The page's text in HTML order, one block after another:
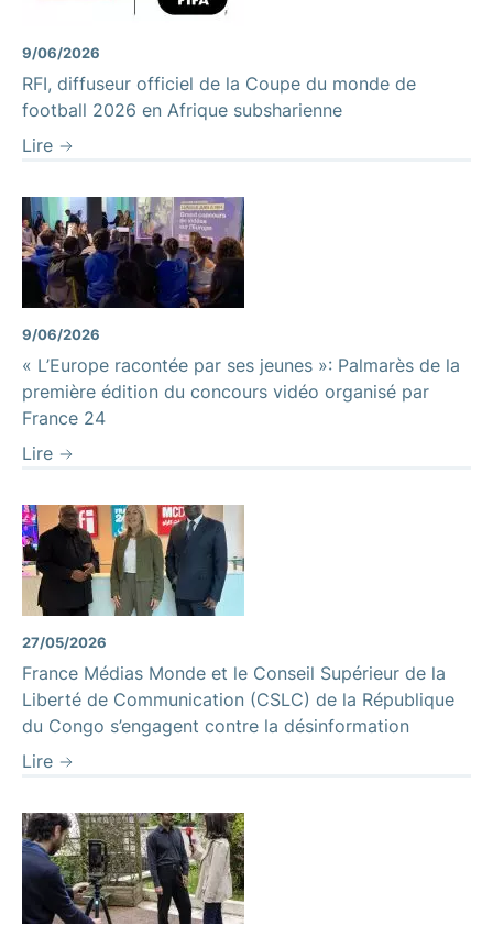
9/06/2026
RFI, diffuseur officiel de la Coupe du monde de
football 2026 en Afrique subsharienne
Lire
9/06/2026
« L’Europe racontée par ses jeunes »: Palmarès de la
première édition du concours vidéo organisé par
France 24
Lire
27/05/2026
France Médias Monde et le Conseil Supérieur de la
Liberté de Communication (CSLC) de la République
du Congo s’engagent contre la désinformation
Lire